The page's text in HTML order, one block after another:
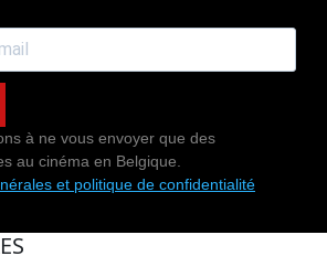
à ne vous envoyer que des
au cinéma en Belgique.
et politique de confidentialité